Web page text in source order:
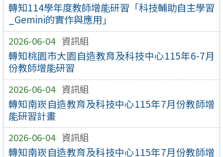
轉知114學年度教師增能研習「科技輔助自主學習
_Gemini的實作與應用」
2026-06-04 資訊組
轉知桃園市大園自造教育及科技中心115年6-7月
份教師增能研習
2026-06-04 資訊組
轉知南崁自造教育及科技中心115年7月份教師增
能研習計畫
2026-06-04 資訊組
轉知南崁自造教育及科技中心115年7月份教師增